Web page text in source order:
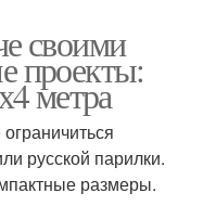
своими
проекты:
метра
русской парилки.
размеры.